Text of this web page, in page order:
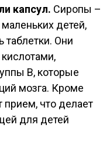
капсул. Сиропы –
детей,
таблетки. Они
В, которые
мозга. Кроме
прием, что делает
для детей